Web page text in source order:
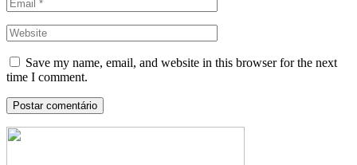
Save my name, email, and website in this browser for the next
time I comment.